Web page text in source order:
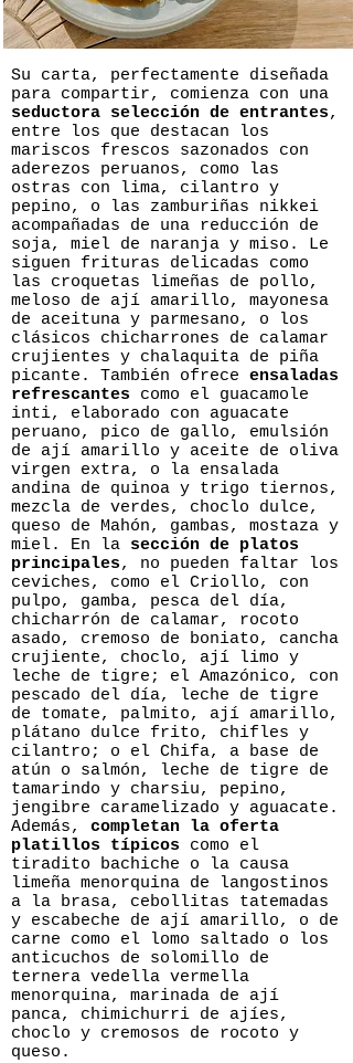
Su carta, perfectamente diseñada
para compartir, comienza con una
seductora selección de entrantes,
entre los que destacan los
mariscos frescos sazonados con
aderezos peruanos, como las
ostras con lima, cilantro y
pepino, o las zamburiñas nikkei
acompañadas de una reducción de
soja, miel de naranja y miso. Le
siguen frituras delicadas como
las croquetas limeñas de pollo,
meloso de ají amarillo, mayonesa
de aceituna y parmesano, o los
clásicos chicharrones de calamar
crujientes y chalaquita de piña
picante. También ofrece ensaladas
refrescantes como el guacamole
inti, elaborado con aguacate
peruano, pico de gallo, emulsión
de ají amarillo y aceite de oliva
virgen extra, o la ensalada
andina de quinoa y trigo tiernos,
mezcla de verdes, choclo dulce,
queso de Mahón, gambas, mostaza y
miel. En la sección de platos
principales, no pueden faltar los
ceviches, como el Criollo, con
pulpo, gamba, pesca del día,
chicharrón de calamar, rocoto
asado, cremoso de boniato, cancha
crujiente, choclo, ají limo y
leche de tigre; el Amazónico, con
pescado del día, leche de tigre
de tomate, palmito, ají amarillo,
plátano dulce frito, chifles y
cilantro; o el Chifa, a base de
atún o salmón, leche de tigre de
tamarindo y charsiu, pepino,
jengibre caramelizado y aguacate.
Además, completan la oferta
platillos típicos como el
tiradito bachiche o la causa
limeña menorquina de langostinos
a la brasa, cebollitas tatemadas
y escabeche de ají amarillo, o de
carne como el lomo saltado o los
anticuchos de solomillo de
ternera vedella vermella
menorquina, marinada de ají
panca, chimichurri de ajíes,
choclo y cremosos de rocoto y
queso.